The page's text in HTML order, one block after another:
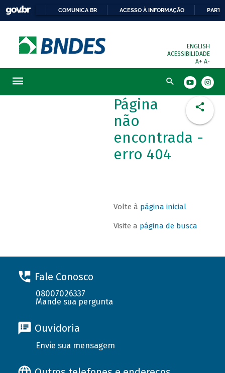
COMUNICA BR ACESSO À INFORMAÇÃO
ENGLISH
ACESSIBILIDADE
A+ A-
Busca
Página
não
encontrada -
erro 404
Volte à página inicial
Visite a página de busca
Fale Conosco
08007026337
Mande sua pergunta
Ouvidoria
Envie sua mensagem